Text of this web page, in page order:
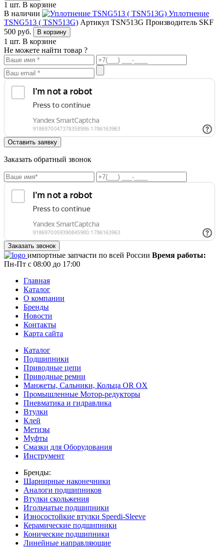
1 шт. В корзине
В наличии
Уплотнение
TSNG513 ( TSN513G) Артикул TSN513G Производитель SKF
500 руб. В корзину
1 шт. В корзине
Не можете найти товар ?
Заказать обратный звонок
импортные запчасти по всей России Время работы:
Пн-Пт с 08:00 до 17:00
Главная
Каталог
О компании
Бренды
Новости
Контакты
Карта сайта
Каталог
Подшипники
Приводные цепи
Приводные ремни
Манжеты, Сальники, Кольца OR OX
Промышленные Мотор-редукторы
Пневматика и гидравлика
Втулки
Клей
Метизы
Муфты
Смазки для Оборудования
Инструмент
Бренды:
Шарнирные наконечники
Аналоги подшипников
Втулки скольжения
Игольчатые подшипники
Износостойкие втулки Speedi-Sleeve
Керамические подшипники
Конические подшипники
Линейные направляющие